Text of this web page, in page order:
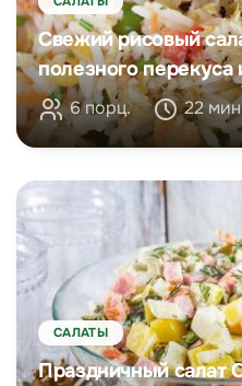
Свежий рисовый
полезного перекуса
6 порц. 22
САЛАТЫ
Праздничный салат